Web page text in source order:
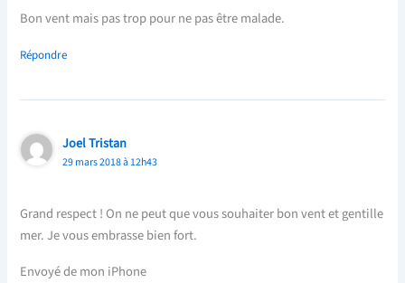
Bon vent mais pas trop pour ne pas être malade.
Répondre
Joel Tristan
29 mars 2018 à 12h43
Grand respect ! On ne peut que vous souhaiter bon vent et gentille
mer. Je vous embrasse bien fort.
Envoyé de mon iPhone